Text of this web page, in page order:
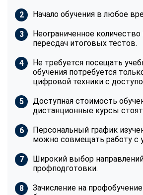
Начало обучения в любое
Неограниченное
пересдач итоговых тестов.
Не требуется посещать
обучения потребуется
цифровой техники с
Доступная стоимость
дистанционные курсы
Персональный график
можно совмещать работу с
Широкий выбор
профподготовки.
Зачисление на